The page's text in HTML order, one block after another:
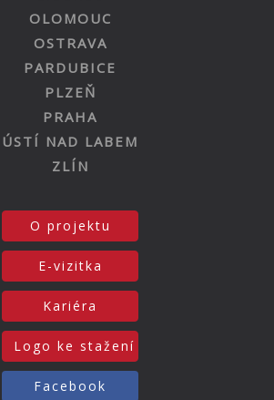
OLOMOUC
OSTRAVA
PARDUBICE
PLZEŇ
PRAHA
ÚSTÍ NAD LABEM
ZLÍN
O projektu
E-vizitka
Kariéra
Logo ke stažení
Facebook